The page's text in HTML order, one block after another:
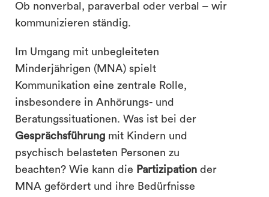
Ob nonverbal, paraverbal oder verbal – wir
kommunizieren ständig.
Im Umgang mit unbegleiteten
Minderjährigen (MNA) spielt
Kommunikation eine zentrale Rolle,
insbesondere in Anhörungs- und
Beratungssituationen. Was ist bei der
Gesprächsführungmit Kindern und
psychisch belasteten Personen zu
beachten? Wie kann die Partizipationder
MNA gefördert und ihre Bedürfnisse